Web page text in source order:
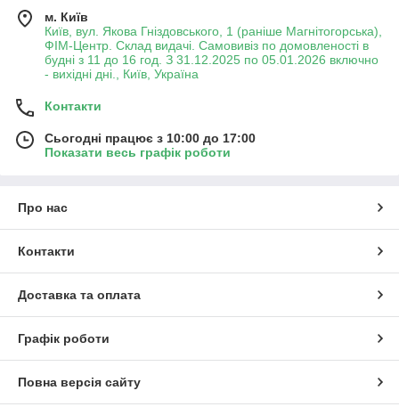
м. Київ
Київ, вул. Якова Гніздовського, 1 (раніше Магнітогорська),
ФІМ-Центр. Склад видачі. Самовивіз по домовленості в
будні з 11 до 16 год. З 31.12.2025 по 05.01.2026 включно
- вихідні дні., Київ, Україна
Контакти
Сьогодні працює з 10:00 до 17:00
Показати весь графік роботи
Про нас
Контакти
Доставка та оплата
Графік роботи
Повна версія сайту